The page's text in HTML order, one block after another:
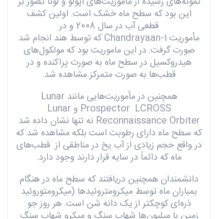
این بود که سطح ماه خشک است. اولین کشف
قطعی آب در سال 2008 و در
مأموریت Chandrayaan-1 که توسط هند انجام شد
صورت گرفت. در این ماموریت بود که مولکول‌های
هیدروکسیل در سطح ماه به صورت پراکنده و در
قطب‌ها به صورت متمرکز مشاهده شد.
همچنین در مأموریت‌هایی مانند Lunar
Prospector LCROSS و Lunar
Reconnaissance Orbiter نه تنها نشان داده شد
که سطح ماه دارای رطوبت است بلکه مشاهده شد که
در واقع حجم زیادی از آب یخ در مناطقی از قطب‌های
ماه که دائماً در سایه قرار دارند وجود دارد.
دانشمندان همچنین دریافتند که سطح ماه در هنگام
بمباران ماه توسط میکرومتروئیدها (میکرومتوروئید
ذره‌ای کوچکتر از یک دانه شن است. هر روز جو
زمین با میلیون‌ها شهاب سنگ و میکرو شهاب سنگ